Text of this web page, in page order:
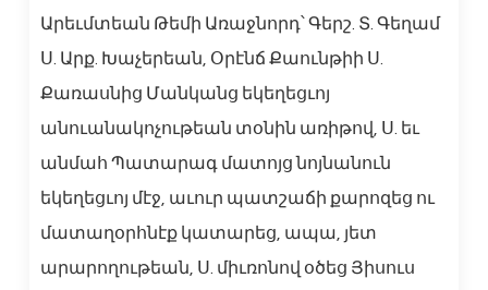
Արեւմտեան Թեմի Առաջնորդ՝ Գերշ. Տ. Գեղամ
Ս. Արք. Խաչերեան, Օրէնճ Քաունթիի Ս.
Քառասնից Մանկանց եկեղեցւոյ
անուանակոչութեան տօնին առիթով, Ս. եւ
անմահ Պատարագ մատոյց նոյնանուն
եկեղեցւոյ մէջ, աւուր պատշաճի քարոզեց ու
մատաղօրհնէք կատարեց, ապա, յետ
արարողութեան, Ս. միւռոնով օծեց Յիսուս